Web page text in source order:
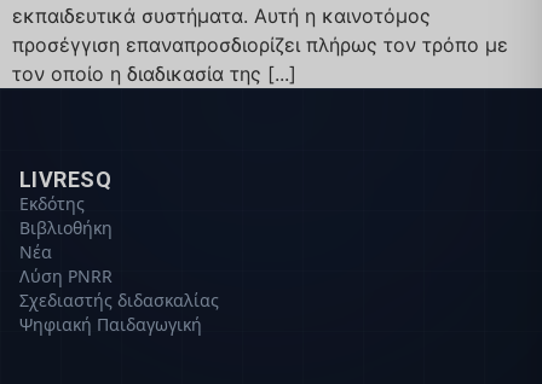
εκπαιδευτικά συστήματα. Αυτή η καινοτόμος
προσέγγιση επαναπροσδιορίζει πλήρως τον τρόπο με
τον οποίο η διαδικασία της [...]
LIVRESQ
Εκδότης
Βιβλιοθήκη
Νέα
Λύση PNRR
Σχεδιαστής διδασκαλίας
Ψηφιακή Παιδαγωγική